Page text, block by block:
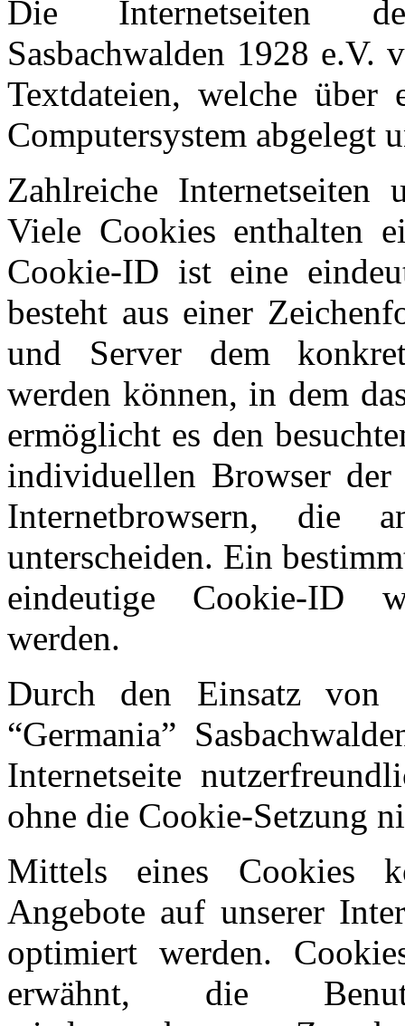
Die Internetseiten
Sasbachwalden 1928 e.V.
Textdateien, welche über
Computersystem abgelegt
Zahlreiche Internetseiten
Viele Cookies enthalten
Cookie-ID ist eine
besteht aus einer
und Server dem
werden können, in dem
ermöglicht es den
individuellen Browser der
Internetbrowsern, die
unterscheiden. Ein
eindeutige Cookie-ID
werden.
Durch den Einsatz von
“Germania”
Internetseite
ohne die Cookie-Setzung
Mittels eines Cookies
Angebote auf unserer
optimiert werden.
erwähnt, die